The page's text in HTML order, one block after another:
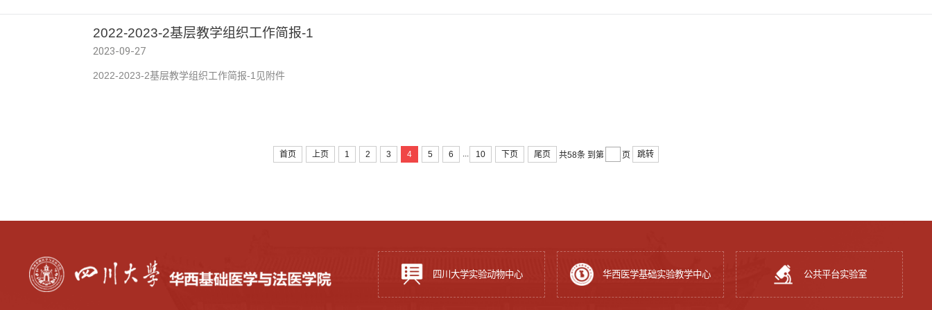
2022-2023-2基层教学组织工作简报-1
2023-09-27
2022-2023-2基层教学组织工作简报-1见附件
首页 上页 1 2 3 4 5 6 ... 10 下页 尾页 共58条 到第 页 跳转
四川大学实验动物中心 华西医学基础实验教学中心 公共平台实验室